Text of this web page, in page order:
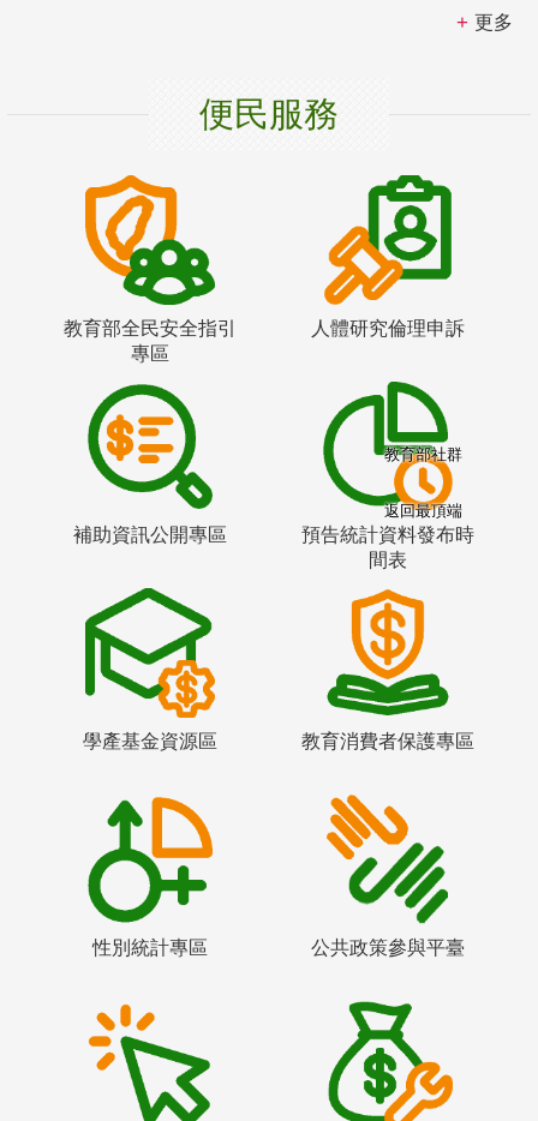
更多
便民服務
教育部全民安全指引
專區
人體研究倫理申訴
補助資訊公開專區
預告統計資料發布時
間表
學產基金資源區 教育消費者保護專區
性別統計專區 公共政策參與平臺
教育部社群
返回最頂端